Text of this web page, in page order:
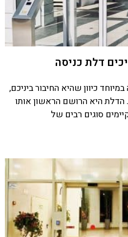
דלת כניסה
כיוון שהיא החיבור ביניכם,
הדלת היא הרושם הראשון אותו
סוגים רבים של